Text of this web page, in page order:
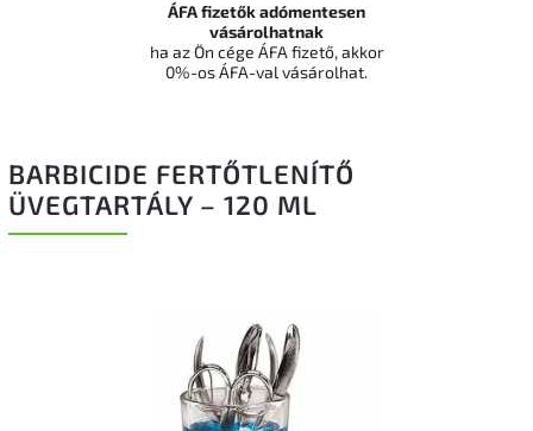
BARBICIDE FERTŐTLENÍTŐ
ÜVEGTARTÁLY – 120 ML
ÁFA fizetők adómentesen
vásárolhatnak
ha az Ön cége ÁFA fizető, akkor
0%-os ÁFA-val vásárolhat.